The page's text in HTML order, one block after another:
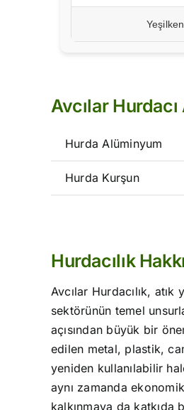
Avcılar
Hurda Alüminyum
Hurda Kurşun
Hurdacılık
Avcılar Hurdacılık,
sektörünün temel
açısından büyük bir
edilen metal, plastik,
yeniden kullanılabilir
aynı zamanda
kalkınmaya da katkıda